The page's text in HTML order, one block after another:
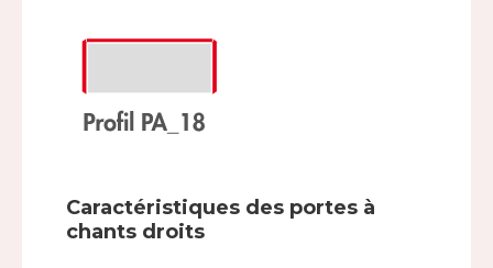
Caractéristiques des portes à
chants droits